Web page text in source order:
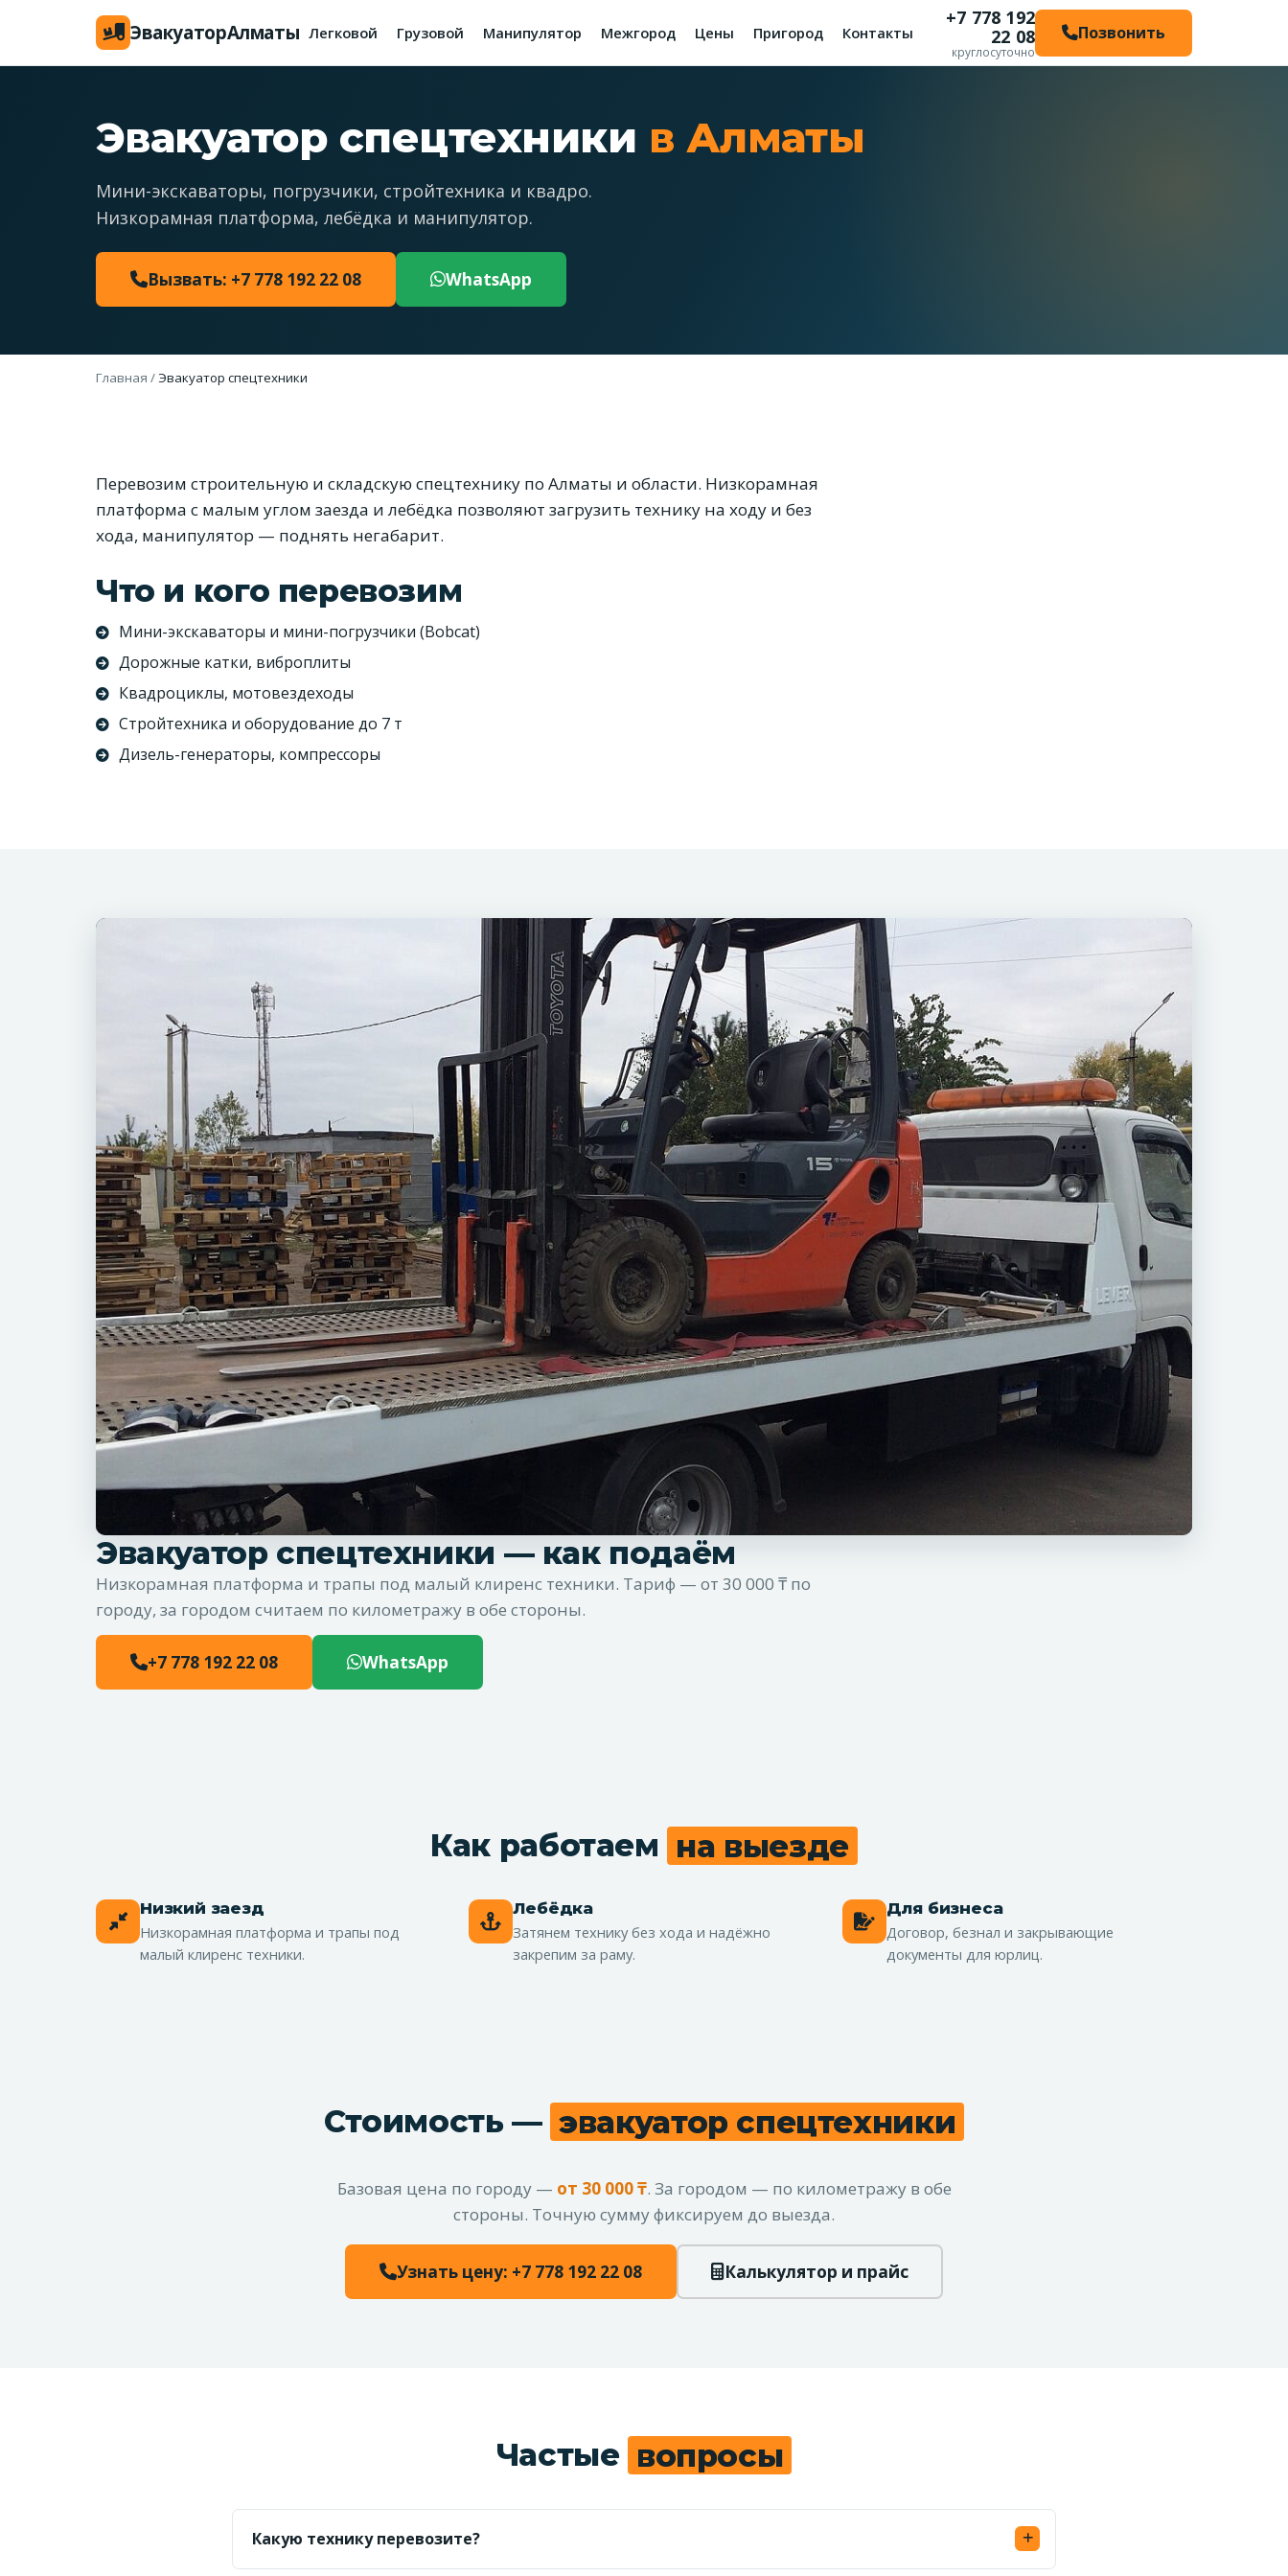
ЭвакуаторАлматы Легковой Грузовой Манипулятор Межгород Цены Пригород Контакты
+7 778 192
22 08
круглосуточно
Позвонить
Эвакуатор спецтехники в Алматы
Мини-экскаваторы, погрузчики, стройтехника и квадро.
Низкорамная платформа, лебёдка и манипулятор.
Вызвать: +7 778 192 22 08 WhatsApp
Главная /Эвакуатор спецтехники
Перевозим строительную и складскую спецтехнику по Алматы и области. Низкорамная
платформа с малым углом заезда и лебёдка позволяют загрузить технику на ходу и без
хода, манипулятор — поднять негабарит.
Что и кого перевозим
Мини-экскаваторы и мини-погрузчики (Bobcat)
Дорожные катки, виброплиты
Квадроциклы, мотовездеходы
Стройтехника и оборудование до 7 т
Дизель-генераторы, компрессоры
Эвакуатор спецтехники — как подаём
Низкорамная платформа и трапы под малый клиренс техники. Тариф — от 30 000 ₸ по
городу, за городом считаем по километражу в обе стороны.
+7 778 192 22 08 WhatsApp
Как работаем на выезде
Низкий заезд
Низкорамная платформа и трапы под
малый клиренс техники.
Лебёдка
Затянем технику без хода и надёжно
закрепим за раму.
Для бизнеса
Договор, безнал и закрывающие
документы для юрлиц.
Стоимость — эвакуатор спецтехники
Базовая цена по городу — от 30 000 ₸. За городом — по километражу в обе
стороны. Точную сумму фиксируем до выезда.
Узнать цену: +7 778 192 22 08 Калькулятор и прайс
Частые вопросы
Какую технику перевозите?